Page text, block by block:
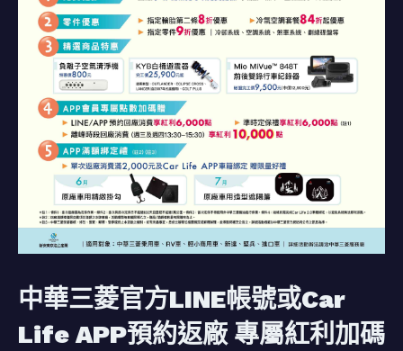
中華三菱官方LINE帳號或Car
Life APP預約返廠 專屬紅利加碼